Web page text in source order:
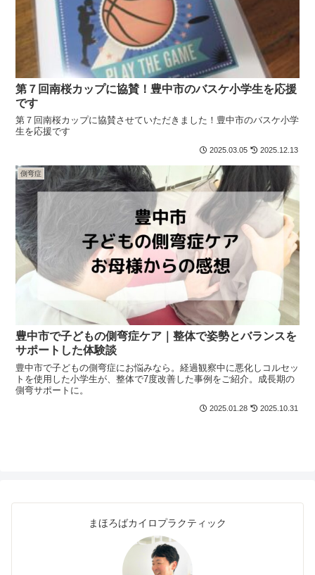
第７回南桜カップに協賛！豊中市のバスケ小学生を応援
です
第７回南桜カップに協賛させていただきました！豊中市のバスケ小学
生を応援です
2025.03.05 2025.12.13
側弯症
豊中市で子どもの側弯症ケア｜整体で姿勢とバランスを
サポートした体験談
豊中市で子どもの側弯症にお悩みなら。経過観察中に悪化しコルセッ
トを使用した小学生が、整体で7度改善した事例をご紹介。成長期の
側弯サポートに。
2025.01.28 2025.10.31
まほろばカイロプラクティック